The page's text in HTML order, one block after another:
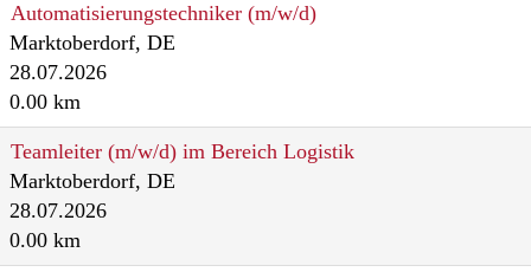
Automatisierungstechniker (m/w/d)
Marktoberdorf, DE
28.07.2026
0.00 km
Teamleiter (m/w/d) im Bereich Logistik
Marktoberdorf, DE
28.07.2026
0.00 km